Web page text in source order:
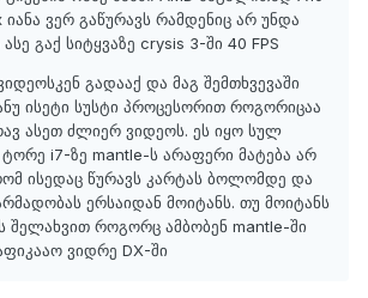
იანა ვერ გაწურავს რამდენიც არ უნდა
გაქ სიტყვაზე crysis 3-ში 40 FPS
გადააქ და მაგ შემთხვევაში
ისეტი სუსტი პროცესორით როგორიცაა
ასეთ ძლიერ ვიდეოს. ეს იყო სულ
ტორე i7-ზე mantle-ს არაფერი მატება არ
ისედაც წურავს კარტას ბოლომდე და
ერსაიდან მოიტანს. თუ მოიტანს
შელახვით როგორც ამბობენ mantle-ში
ვიდრე DX-ში